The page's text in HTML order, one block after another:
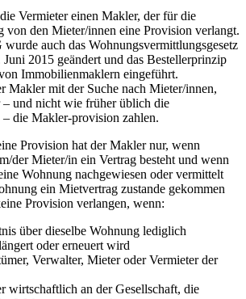
Vermieter einen Makler, der für die
von den Mieter/innen eine Provision verlangt.
auch das Wohnungsvermittlungsgesetz
2015 geändert und das Bestellerprinzip
Immobilienmaklern eingeführt.
Makler mit der Suche nach Mieter/innen,
– und nicht wie früher üblich die
– die Makler-provision zahlen.
Provision hat der Makler nur, wenn
der Mieter/in ein Vertrag besteht und wenn
Wohnung nachgewiesen oder vermittelt
ein Mietvertrag zustande gekommen
Provision verlangen, wenn:
über dieselbe Wohnung lediglich
oder erneuert wird
Verwalter, Mieter oder Vermieter der
wirtschaftlich an der Gesellschaft, die